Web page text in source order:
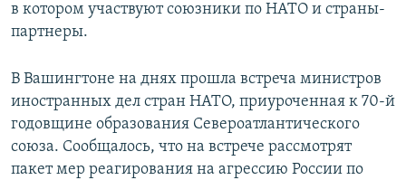
в котором участвуют союзники по НАТО и страны-
партнеры.
В Вашингтоне на днях прошла встреча министров
иностранных дел стран НАТО, приуроченная к 70-й
годовщине образования Североатлантического
союза. ​Сообщалось, что на встрече рассмотрят
пакет мер реагирования на агрессию России по